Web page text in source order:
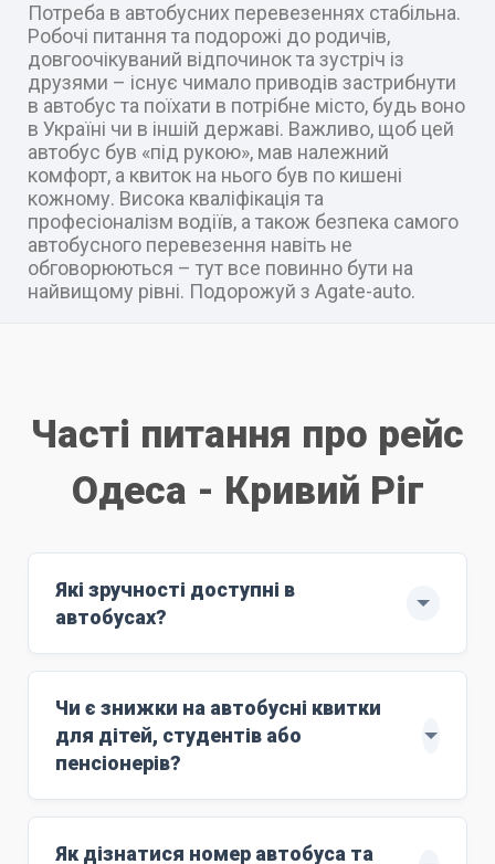
Потреба в автобусних перевезеннях стабільна.
Робочі питання та подорожі до родичів,
довгоочікуваний відпочинок та зустріч із
друзями – існує чимало приводів застрибнути
в автобус та поїхати в потрібне місто, будь воно
в Україні чи в іншій державі. Важливо, щоб цей
автобус був «під рукою», мав належний
комфорт, а квиток на нього був по кишені
кожному. Висока кваліфікація та
професіоналізм водіїв, а також безпека самого
автобусного перевезення навіть не
обговорюються – тут все повинно бути на
найвищому рівні. Подорожуй з Agate-auto.
Часті питання про рейс
Одеса - Кривий Ріг
Які зручності доступні в
автобусах?
м'які комфортні сидіння;
Wi-Fi;
кондиціонер;
працюючий туалет;
Чи є знижки на автобусні квитки
для дітей, студентів або
пенсіонерів?
Знижки поширюються на дітей віком до 10
років. Для цього маршруту ціна дитячого
Як дізнатися номер автобуса та